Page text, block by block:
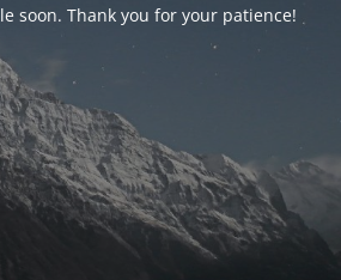
soon. Thank you for your patience!